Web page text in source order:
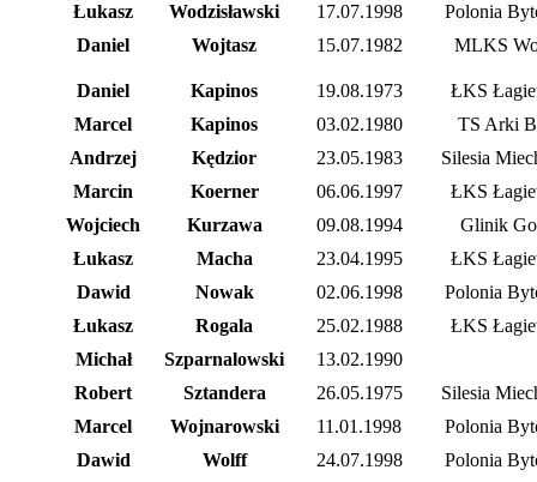
Łukasz
Wodzisławski 17.07.1998
Polonia
Daniel
Wojtasz 15.07.1982 MLKS
Daniel Kapinos 19.08.1973
ŁKS
Marcel
Kapinos 03.02.1980
TS Arki
Andrzej
Kędzior 23.05.1983
Silesia
Marcin
Koerner 06.06.1997
ŁKS
Wojciech
Kurzawa 09.08.1994
Glinik
Łukasz
Macha 23.04.1995
ŁKS
Dawid
Nowak 02.06.1998
Polonia
Łukasz
Rogala 25.02.1988
ŁKS
Michał
Szparnalowski
13.02.1990
Robert
Sztandera 26.05.1975
Silesia
Marcel
Wojnarowski 11.01.1998
Polonia
Dawid
Wolff 24.07.1998 Polonia